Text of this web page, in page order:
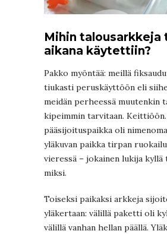
Mihin talousarkkeja
aikana käytettiin?
Pakko myöntää: meillä
tiukasti peruskäyttöön eli
meidän perheessä muutenkin
kipeimmin tarvitaan. Keittiöön.
pääsijoituspaikka oli
yläkuvan paikka tirpan
vieressä – jokainen lukija kyllä
miksi.
Toiseksi paikaksi arkkeja
yläkertaan: välillä paketti oli
välillä vanhan hellan päällä.